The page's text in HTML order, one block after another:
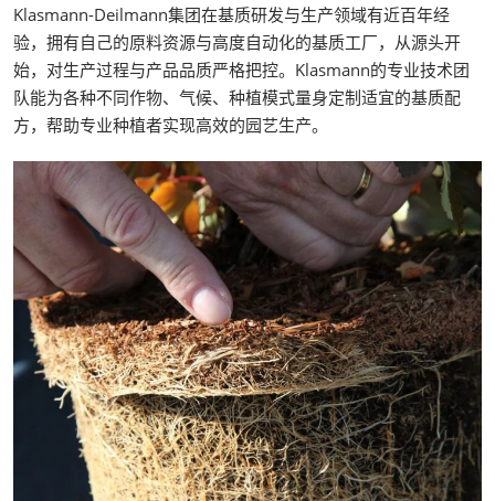
Klasmann-Deilmann集团在基质研发与生产领域有近百年经
验，拥有自己的原料资源与高度自动化的基质工厂，从源头开
始，对生产过程与产品品质严格把控。Klasmann的专业技术团
队能为各种不同作物、气候、种植模式量身定制适宜的基质配
方，帮助专业种植者实现高效的园艺生产。